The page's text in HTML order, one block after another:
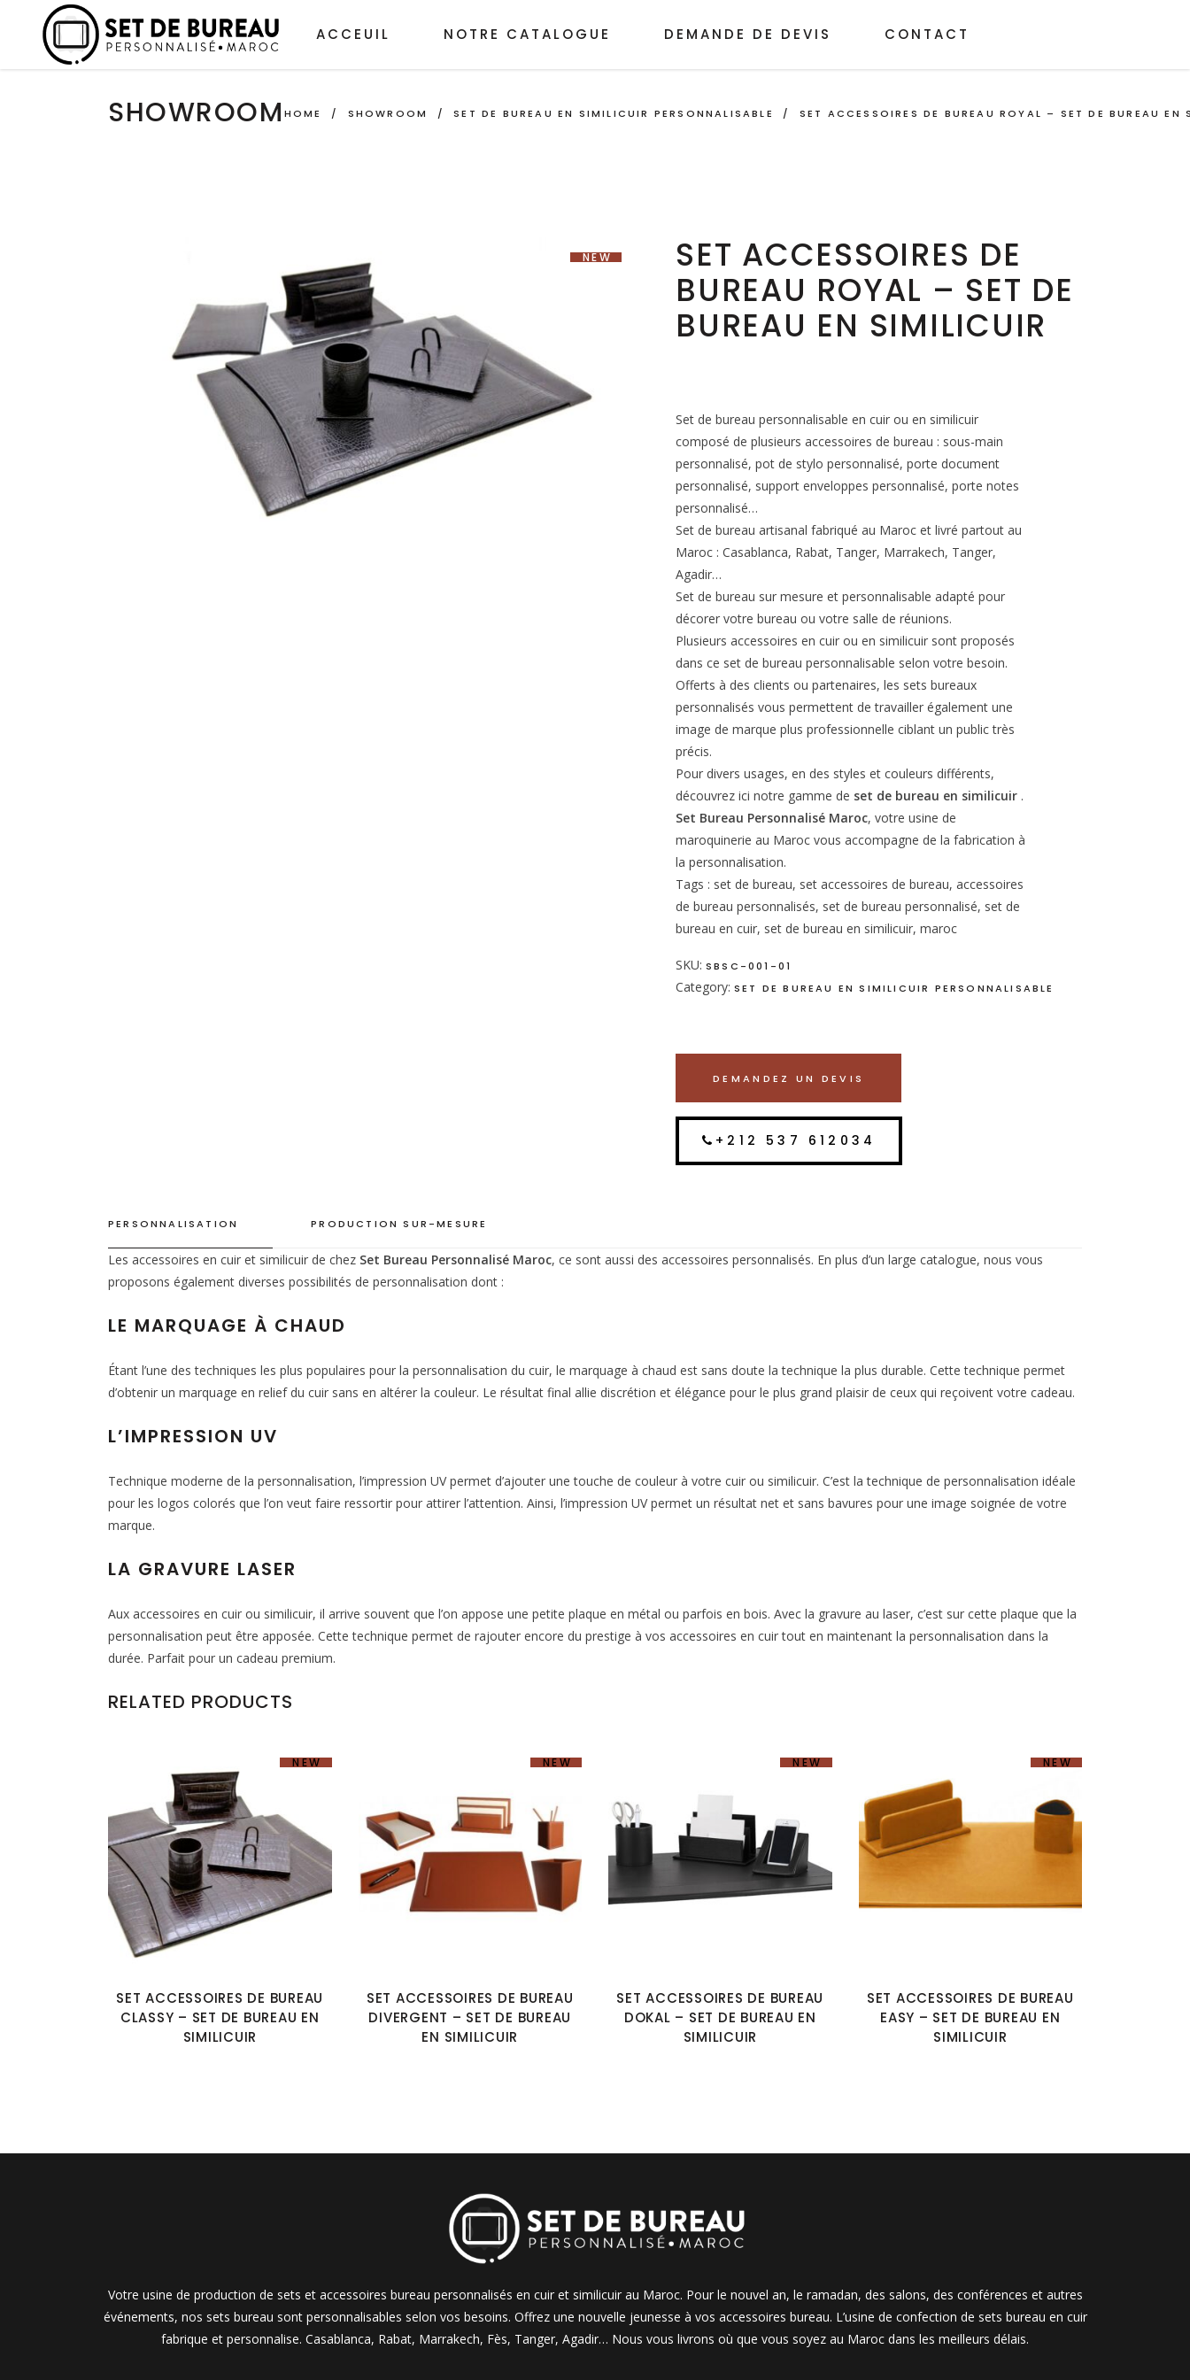
ACCEUIL NOTRE CATALOGUE DEMANDE DE DEVIS CONTACT
SHOWROOM HOME / SHOWROOM /SET DE BUREAU EN SIMILICUIR PERSONNALISABLE / SET ACCESSOIRES DE BUREAU ROYAL – SET DE BUREAU EN
NEW
SET ACCESSOIRES DE
BUREAU ROYAL – SET DE
BUREAU EN SIMILICUIR
Set de bureau personnalisable en cuir ou en similicuir
composé de plusieurs accessoires de bureau : sous-main
personnalisé, pot de stylo personnalisé, porte document
personnalisé, support enveloppes personnalisé, porte notes
personnalisé…
Set de bureau artisanal fabriqué au Maroc et livré partout au
Maroc : Casablanca, Rabat, Tanger, Marrakech, Tanger,
Agadir…
Set de bureau sur mesure et personnalisable adapté pour
décorer votre bureau ou votre salle de réunions.
Plusieurs accessoires en cuir ou en similicuir sont proposés
dans ce set de bureau personnalisable selon votre besoin.
Offerts à des clients ou partenaires, les sets bureaux
personnalisés vous permettent de travailler également une
image de marque plus professionnelle ciblant un public très
précis.
Pour divers usages, en des styles et couleurs différents,
découvrez ici notre gamme de set de bureau en similicuir .
Set Bureau Personnalisé Maroc, votre usine de
maroquinerie au Maroc vous accompagne de la fabrication à
la personnalisation.
Tags : set de bureau, set accessoires de bureau, accessoires
de bureau personnalisés, set de bureau personnalisé, set de
bureau en cuir, set de bureau en similicuir, maroc
SKU: SBSC-001-01
Category: SET DE BUREAU EN SIMILICUIR PERSONNALISABLE
DEMANDEZ UN DEVIS
+212 537 612034
PERSONNALISATION PRODUCTION SUR-MESURE
Les accessoires en cuir et similicuir de chez Set Bureau Personnalisé Maroc, ce sont aussi des accessoires personnalisés. En plus d’un large catalogue, nous vous
proposons également diverses possibilités de personnalisation dont :
LE MARQUAGE À CHAUD
Étant l’une des techniques les plus populaires pour la personnalisation du cuir, le marquage à chaud est sans doute la technique la plus durable. Cette technique permet
d’obtenir un marquage en relief du cuir sans en altérer la couleur. Le résultat final allie discrétion et élégance pour le plus grand plaisir de ceux qui reçoivent votre cadeau.
L’IMPRESSION UV
Technique moderne de la personnalisation, l’impression UV permet d’ajouter une touche de couleur à votre cuir ou similicuir. C’est la technique de personnalisation idéale
pour les logos colorés que l’on veut faire ressortir pour attirer l’attention. Ainsi, l’impression UV permet un résultat net et sans bavures pour une image soignée de votre
marque.
LA GRAVURE LASER
Aux accessoires en cuir ou similicuir, il arrive souvent que l’on appose une petite plaque en métal ou parfois en bois. Avec la gravure au laser, c’est sur cette plaque que la
personnalisation peut être apposée. Cette technique permet de rajouter encore du prestige à vos accessoires en cuir tout en maintenant la personnalisation dans la
durée. Parfait pour un cadeau premium.
RELATED PRODUCTS
NEW
SET ACCESSOIRES DE BUREAU
CLASSY – SET DE BUREAU EN
SIMILICUIR
NEW
SET ACCESSOIRES DE BUREAU
DIVERGENT – SET DE BUREAU
EN SIMILICUIR
NEW
SET ACCESSOIRES DE BUREAU
DOKAL – SET DE BUREAU EN
SIMILICUIR
NEW
SET ACCESSOIRES DE BUREAU
EASY – SET DE BUREAU EN
SIMILICUIR
Votre usine de production de sets et accessoires bureau personnalisés en cuir et similicuir au Maroc. Pour le nouvel an, le ramadan, des salons, des conférences et autres
événements, nos sets bureau sont personnalisables selon vos besoins. Offrez une nouvelle jeunesse à vos accessoires bureau. L’usine de confection de sets bureau en cuir
fabrique et personnalise. Casablanca, Rabat, Marrakech, Fès, Tanger, Agadir… Nous vous livrons où que vous soyez au Maroc dans les meilleurs délais.